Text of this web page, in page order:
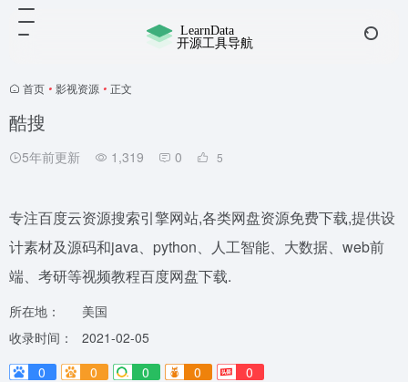
首页 • 影视资源 • 正文
酷搜
5年前更新 1,319 0 5
专注百度云资源搜索引擎网站,各类网盘资源免费下载,提供设
计素材及源码和java、python、人工智能、大数据、web前
端、考研等视频教程百度网盘下载.
所在地：
美国
收录时间：
2021-02-05
0
0 0 0 0